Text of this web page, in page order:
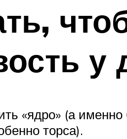
у
«ядро» (а
торса).